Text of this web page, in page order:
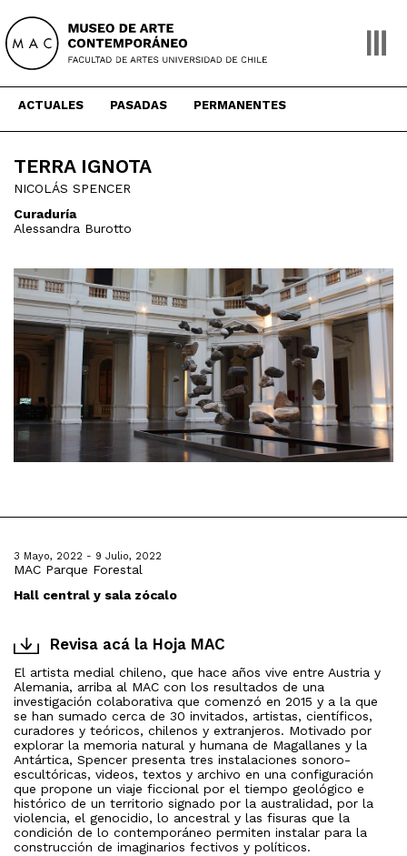
content
ACTUALES PASADAS PERMANENTES
TERRA IGNOTA
NICOLÁS SPENCER
Curaduría
Alessandra Burotto
3 Mayo, 2022 - 9 Julio, 2022
MAC Parque Forestal
Hall central y sala zócalo
Revisa acá la Hoja MAC
El artista medial chileno, que hace años vive entre Austria y
Alemania, arriba al MAC con los resultados de una
investigación colaborativa que comenzó en 2015 y a la que
se han sumado cerca de 30 invitados, artistas, científicos,
curadores y teóricos, chilenos y extranjeros. Motivado por
explorar la memoria natural y humana de Magallanes y la
Antártica, Spencer presenta tres instalaciones sonoro-
escultóricas, videos, textos y archivo en una configuración
que propone un viaje ficcional por el tiempo geológico e
histórico de un territorio signado por la australidad, por la
violencia, el genocidio, lo ancestral y las fisuras que la
condición de lo contemporáneo permiten instalar para la
construcción de imaginarios fectivos y políticos.